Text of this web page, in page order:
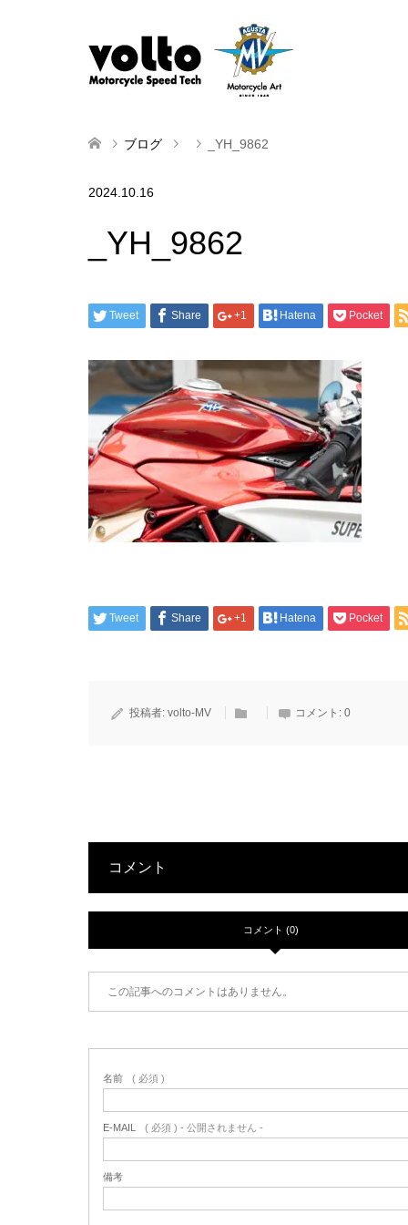
ブログ _YH_9862
2024.10.16
_YH_9862
Tweet Share +1 Hatena Pocket
Tweet Share +1 Hatena Pocket
投稿者: volto-MV コメント: 0
コメント
コメント (0)
この記事へのコメントはありません。
名前 ( 必須 )
E-MAIL ( 必須 ) - 公開されません -
備考